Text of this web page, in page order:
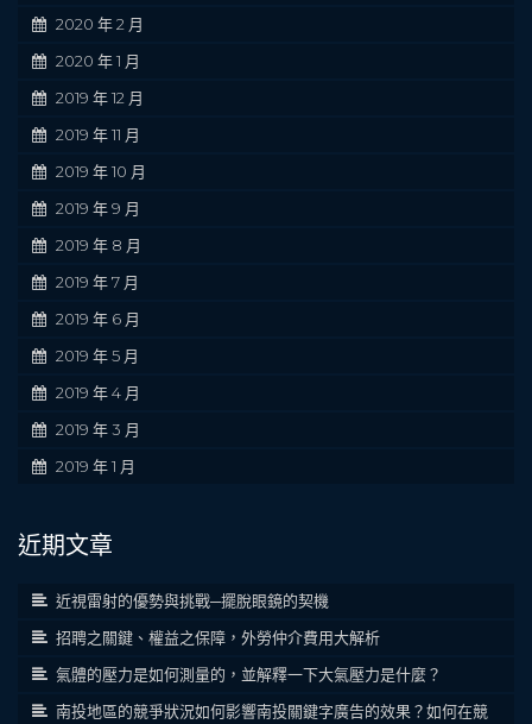
2020 年 2 月
2020 年 1 月
2019 年 12 月
2019 年 11 月
2019 年 10 月
2019 年 9 月
2019 年 8 月
2019 年 7 月
2019 年 6 月
2019 年 5 月
2019 年 4 月
2019 年 3 月
2019 年 1 月
近期文章
近視雷射的優勢與挑戰─擺脫眼鏡的契機
招聘之關鍵、權益之保障，外勞仲介費用大解析
氣體的壓力是如何測量的，並解釋一下大氣壓力是什麼？
南投地區的競爭狀況如何影響南投關鍵字廣告的效果？如何在競